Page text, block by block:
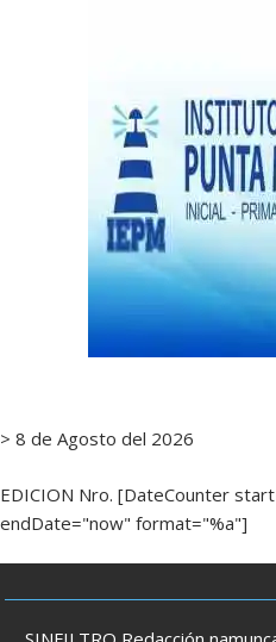
> 8 de Agosto del 2026
EDICION Nro. [DateCounter
endDate="now" format="%a"]